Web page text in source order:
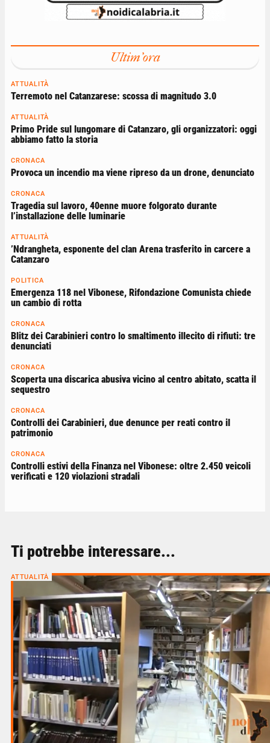
Ultim'ora
ATTUALITÀ
Terremoto nel Catanzarese: scossa di magnitudo 3.0
ATTUALITÀ
Primo Pride sul lungomare di Catanzaro, gli organizzatori: oggi
abbiamo fatto la storia
CRONACA
Provoca un incendio ma viene ripreso da un drone, denunciato
CRONACA
Tragedia sul lavoro, 40enne muore folgorato durante
l’installazione delle luminarie
ATTUALITÀ
’Ndrangheta, esponente del clan Arena trasferito in carcere a
Catanzaro
POLITICA
Emergenza 118 nel Vibonese, Rifondazione Comunista chiede
un cambio di rotta
CRONACA
Blitz dei Carabinieri contro lo smaltimento illecito di rifiuti: tre
denunciati
CRONACA
Scoperta una discarica abusiva vicino al centro abitato, scatta il
sequestro
CRONACA
Controlli dei Carabinieri, due denunce per reati contro il
patrimonio
CRONACA
Controlli estivi della Finanza nel Vibonese: oltre 2.450 veicoli
verificati e 120 violazioni stradali
Ti potrebbe interessare...
ATTUALITÀ